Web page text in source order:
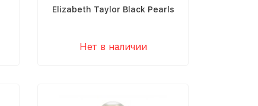
Elizabeth Taylor Black Pearls
Нет в наличии